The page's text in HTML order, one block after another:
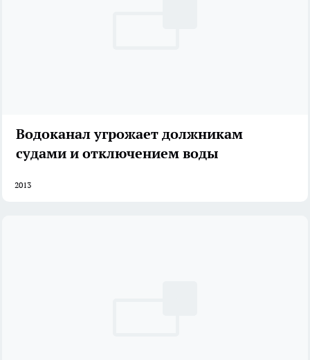
Водоканал угрожает должникам
судами и отключением воды
2013